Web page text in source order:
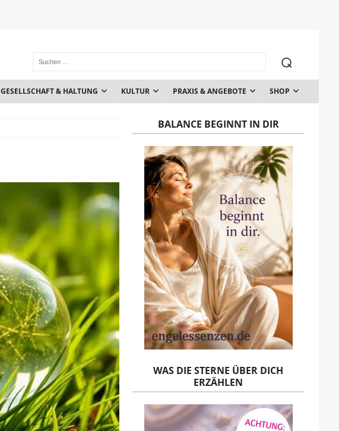
GESELLSCHAFT & HALTUNG KULTUR PRAXIS & ANGEBOTE SHOP
BALANCE BEGINNT IN DIR
WAS DIE STERNE ÜBER DICH
ERZÄHLEN